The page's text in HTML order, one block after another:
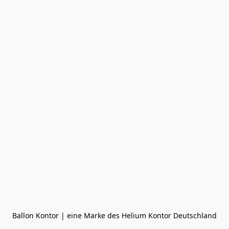
Ballon Kontor | eine Marke des Helium Kontor Deutschland